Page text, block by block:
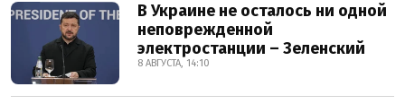
В Украине не осталось ни одной
неповрежденной
электростанции – Зеленский
8 АВГУСТА, 14:10